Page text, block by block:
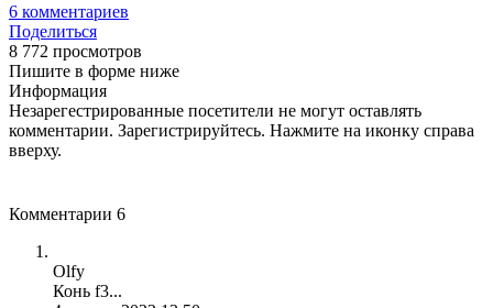
6 комментариев
Поделиться
8 772 просмотров
Пишите в форме ниже
Информация
Незарегестрированные посетители не могут оставлять
комментарии. Зарегистрируйтесь. Нажмите на иконку справа
вверху.
Комментарии 6
Olfy
Конь f3...